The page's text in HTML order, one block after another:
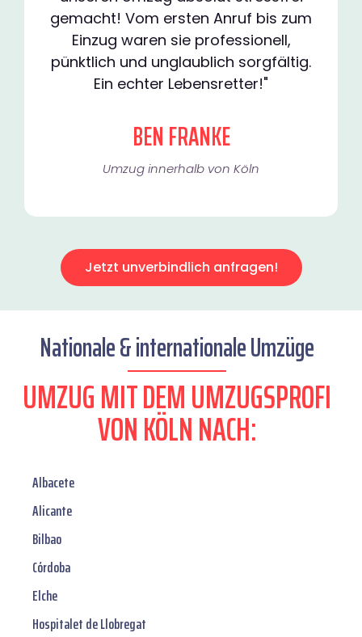
gemacht! Vom ersten Anruf bis zum
Einzug waren sie professionell,
pünktlich und unglaublich sorgfältig.
Ein echter Lebensretter!"
BEN FRANKE
Umzug innerhalb von Köln​
Jetzt unverbindlich anfragen!
Nationale & internationale Umzüge
UMZUG MIT DEM UMZUGSPROFI
VON KÖLN NACH:
Albacete
Alicante
Bilbao
Córdoba
Elche
Hospitalet de Llobregat